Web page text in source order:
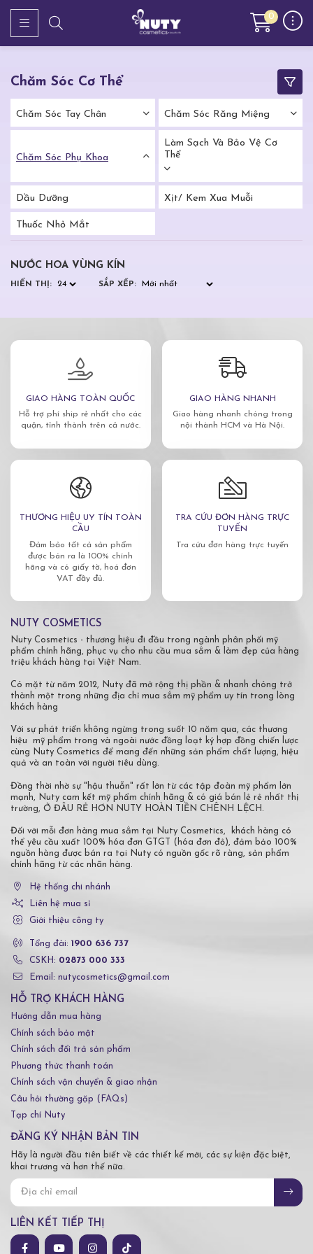
0
Chăm Sóc Cơ Thể
Chăm Sóc Tay Chân Chăm Sóc Răng Miệng
Chăm Sóc Phụ Khoa
Làm Sạch Và Bảo Vệ Cơ
Thể
Dầu Dưỡng Xịt/ Kem Xua Muỗi
Thuốc Nhỏ Mắt
NƯỚC HOA VÙNG KÍN
HIỂN THỊ: SẮP XẾP:
GIAO HÀNG TOÀN QUỐC
Hỗ trợ phí ship rẻ nhất cho các
quận, tỉnh thành trên cả nước.
GIAO HÀNG NHANH
Giao hàng nhanh chóng trong
nội thành HCM và Hà Nội.
THƯƠNG HIỆU UY TÍN TOÀN
CẦU
Đảm bảo tất cả sản phẩm
được bán ra là 100% chính
hãng và có giấy tờ, hoá đơn
VAT đầy đủ.
TRA CỨU ĐƠN HÀNG TRỰC
TUYẾN
Tra cứu đơn hàng trực tuyến
NUTY COSMETICS
Nuty Cosmetics - thương hiệu đi đầu trong ngành phân phối mỹ
phẩm chính hãng, phục vụ cho nhu cầu mua sắm & làm đẹp của hàng
triệu khách hàng tại Việt Nam.
Có mặt từ năm 2012, Nuty đã mở rộng thị phần & nhanh chóng trở
thành một trong những địa chỉ mua sắm mỹ phẩm uy tín trong lòng
khách hàng
Với sự phát triển không ngừng trong suốt 10 năm qua, các thương
hiệu mỹ phẩm trong và ngoài nước đồng loạt ký hợp đồng chiến lược
cùng Nuty Cosmetics để mang đến những sản phẩm chất lượng, hiệu
quả và an toàn với người tiêu dùng.
Đồng thời nhờ sự "hậu thuẫn" rất lớn từ các tập đoàn mỹ phẩm lớn
mạnh, Nuty cam kết mỹ phẩm chính hãng & có giá bán lẻ rẻ nhất thị
trường, Ở ĐÂU RẺ HƠN NUTY HOÀN TIỀN CHÊNH LỆCH.
Đối với mỗi đơn hàng mua sắm tại Nuty Cosmetics, khách hàng có
thể yêu cầu xuất 100% hóa đơn GTGT (hóa đơn đỏ), đảm bảo 100%
nguồn hàng được bán ra tại Nuty có nguồn gốc rõ ràng, sản phẩm
chính hãng từ các nhãn hàng.
Hệ thống chi nhánh
Liên hệ mua sỉ
Giới thiệu công ty
Tổng đài: 1900 636 737
CSKH: 02873 000 333
Email: nutycosmetics@gmail.com
HỖ TRỢ KHÁCH HÀNG
Hướng dẫn mua hàng
Chính sách bảo mật
Chính sách đổi trả sản phẩm
Phương thức thanh toán
Chính sách vận chuyển & giao nhận
Câu hỏi thường gặp (FAQs)
Tạp chí Nuty
ĐĂNG KÝ NHẬN BẢN TIN
Hãy là người đầu tiên biết về các thiết kế mới, các sự kiện đặc biệt,
khai trương và hơn thế nữa.
LIÊN KẾT TIẾP THỊ